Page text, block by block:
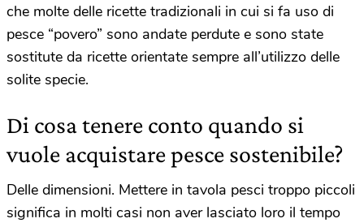
che molte delle ricette tradizionali in cui si fa uso di
pesce “povero” sono andate perdute e sono state
sostitute da ricette orientate sempre all’utilizzo delle
solite specie.
Di cosa tenere conto quando si
vuole acquistare pesce sostenibile?
Delle dimensioni. Mettere in tavola pesci troppo piccoli
significa in molti casi non aver lasciato loro il tempo